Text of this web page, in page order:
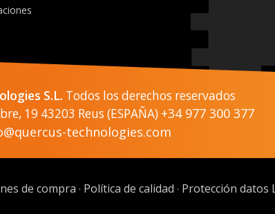
S.L. Todos los derechos reservados
19 43203 Reus (ESPAÑA) +34 977 300 377
technologies.com
de compra · Política de calidad · Protección datos